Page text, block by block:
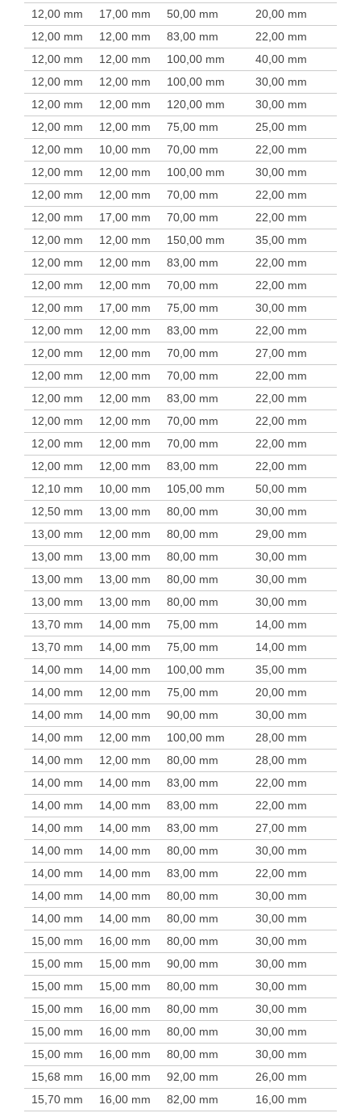
12,00 mm
17,00 mm 50,00 mm 20,00 mm
12,00 mm
12,00 mm 83,00 mm 22,00 mm
12,00 mm
12,00 mm 100,00 mm 40,00 mm
12,00 mm
12,00 mm 100,00 mm 30,00 mm
12,00 mm
12,00 mm 120,00 mm 30,00 mm
12,00 mm
12,00 mm 75,00 mm 25,00 mm
12,00 mm
10,00 mm 70,00 mm 22,00 mm
12,00 mm
12,00 mm 100,00 mm 30,00 mm
12,00 mm
12,00 mm 70,00 mm 22,00 mm
12,00 mm
17,00 mm 70,00 mm 22,00 mm
12,00 mm
12,00 mm 150,00 mm 35,00 mm
12,00 mm
12,00 mm 83,00 mm 22,00 mm
12,00 mm
12,00 mm 70,00 mm 22,00 mm
12,00 mm
17,00 mm 75,00 mm 30,00 mm
12,00 mm
12,00 mm 83,00 mm 22,00 mm
12,00 mm
12,00 mm 70,00 mm 27,00 mm
12,00 mm
12,00 mm 70,00 mm 22,00 mm
12,00 mm
12,00 mm 83,00 mm 22,00 mm
12,00 mm
12,00 mm 70,00 mm 22,00 mm
12,00 mm
12,00 mm 70,00 mm 22,00 mm
12,00 mm
12,00 mm 83,00 mm 22,00 mm
12,10 mm
10,00 mm 105,00 mm 50,00 mm
12,50 mm
13,00 mm 80,00 mm 30,00 mm
13,00 mm
12,00 mm 80,00 mm 29,00 mm
13,00 mm
13,00 mm 80,00 mm 30,00 mm
13,00 mm
13,00 mm 80,00 mm 30,00 mm
13,00 mm
13,00 mm 80,00 mm 30,00 mm
13,70 mm
14,00 mm 75,00 mm 14,00 mm
13,70 mm
14,00 mm 75,00 mm 14,00 mm
14,00 mm
14,00 mm 100,00 mm 35,00 mm
14,00 mm
12,00 mm 75,00 mm 20,00 mm
14,00 mm
14,00 mm 90,00 mm 30,00 mm
14,00 mm
12,00 mm 100,00 mm 28,00 mm
14,00 mm
12,00 mm 80,00 mm 28,00 mm
14,00 mm
14,00 mm 83,00 mm 22,00 mm
14,00 mm
14,00 mm 83,00 mm 22,00 mm
14,00 mm
14,00 mm 83,00 mm 27,00 mm
14,00 mm
14,00 mm 80,00 mm 30,00 mm
14,00 mm
14,00 mm 83,00 mm 22,00 mm
14,00 mm
14,00 mm 80,00 mm 30,00 mm
14,00 mm
14,00 mm 80,00 mm 30,00 mm
15,00 mm
16,00 mm 80,00 mm 30,00 mm
15,00 mm
15,00 mm 90,00 mm 30,00 mm
15,00 mm
15,00 mm 80,00 mm 30,00 mm
15,00 mm
16,00 mm 80,00 mm 30,00 mm
15,00 mm
16,00 mm 80,00 mm 30,00 mm
15,00 mm
16,00 mm 80,00 mm 30,00 mm
15,68 mm
16,00 mm 92,00 mm 26,00 mm
15,70 mm
16,00 mm 82,00 mm 16,00 mm